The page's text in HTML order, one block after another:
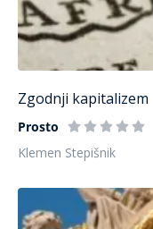
Zgodnji kapitalizem
Prosto
Klemen Stepišnik